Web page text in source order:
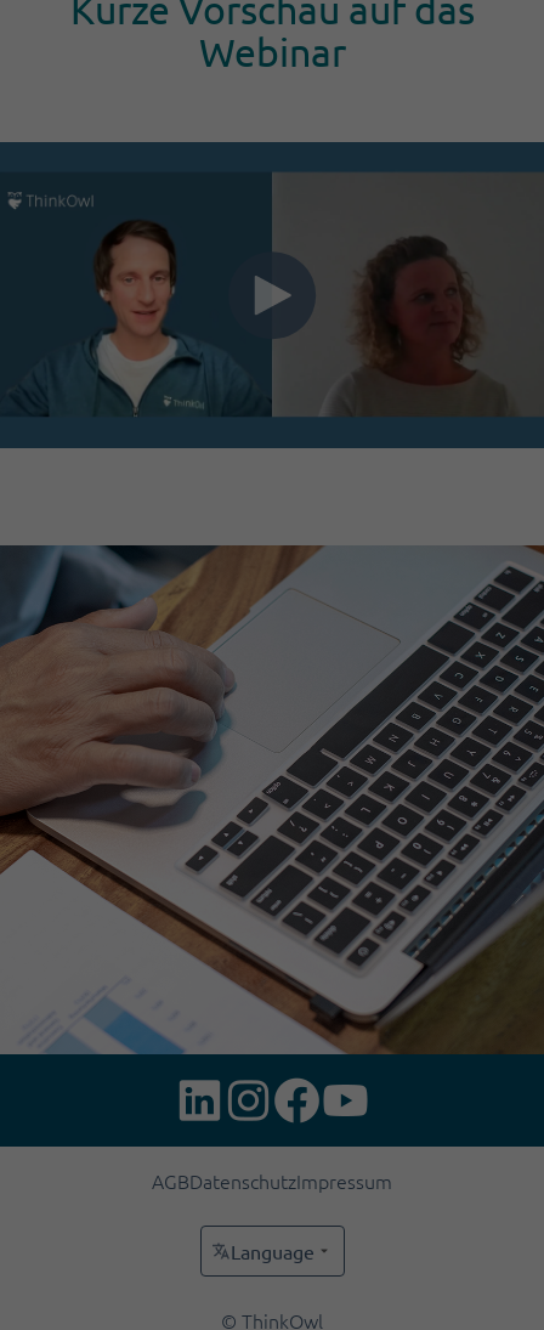
Webinar
© ThinkOwl
AGBDatenschutzImpressum
Language